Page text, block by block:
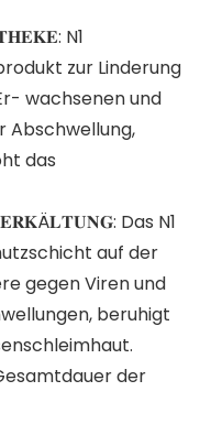
N1
zur Linderung
wachsenen und
Abschwellung,
das
Das N1
auf der
gegen Viren und
beruhigt
der